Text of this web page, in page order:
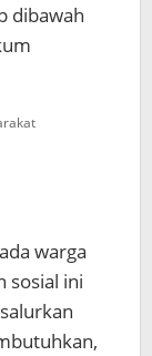
dibawah
warga
sosial ini